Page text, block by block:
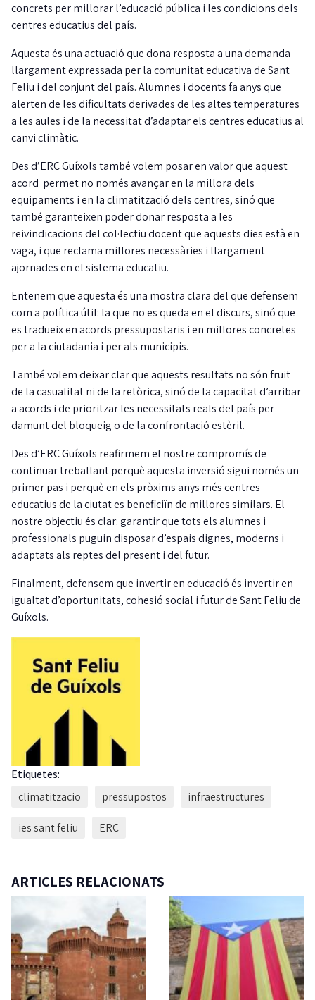
concrets per millorar l’educació pública i les condicions dels
centres educatius del país.
Aquesta és una actuació que dona resposta a una demanda
llargament expressada per la comunitat educativa de Sant
Feliu i del conjunt del país. Alumnes i docents fa anys que
alerten de les dificultats derivades de les altes temperatures
a les aules i de la necessitat d’adaptar els centres educatius al
canvi climàtic.
Des d’ERC Guíxols també volem posar en valor que aquest
acord permet no només avançar en la millora dels
equipaments i en la climatització dels centres, sinó que
també garanteixen poder donar resposta a les
reivindicacions del col·lectiu docent que aquests dies està en
vaga, i que reclama millores necessàries i llargament
ajornades en el sistema educatiu.
Entenem que aquesta és una mostra clara del que defensem
com a política útil: la que no es queda en el discurs, sinó que
es tradueix en acords pressupostaris i en millores concretes
per a la ciutadania i per als municipis.
També volem deixar clar que aquests resultats no són fruit
de la casualitat ni de la retòrica, sinó de la capacitat d’arribar
a acords i de prioritzar les necessitats reals del país per
damunt del bloqueig o de la confrontació estèril.
Des d’ERC Guíxols reafirmem el nostre compromís de
continuar treballant perquè aquesta inversió sigui només un
primer pas i perquè en els pròxims anys més centres
educatius de la ciutat es beneficiïn de millores similars. El
nostre objectiu és clar: garantir que tots els alumnes i
professionals puguin disposar d’espais dignes, moderns i
adaptats als reptes del present i del futur.
Finalment, defensem que invertir en educació és invertir en
igualtat d’oportunitats, cohesió social i futur de Sant Feliu de
Guíxols.
Etiquetes:
climatitzacio
pressupostos infraestructures
ies sant feliu ERC
ARTICLES RELACIONATS